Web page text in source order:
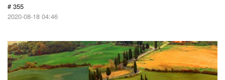
# 355
2020-08-18 04:46